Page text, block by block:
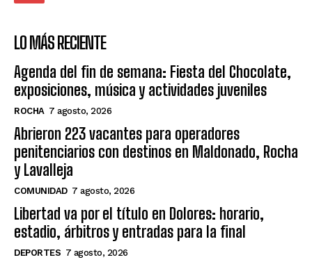
LO MÁS RECIENTE
Agenda del fin de semana: Fiesta del Chocolate,
exposiciones, música y actividades juveniles
ROCHA 7 agosto, 2026
Abrieron 223 vacantes para operadores
penitenciarios con destinos en Maldonado, Rocha
y Lavalleja
COMUNIDAD 7 agosto, 2026
Libertad va por el título en Dolores: horario,
estadio, árbitros y entradas para la final
DEPORTES 7 agosto, 2026